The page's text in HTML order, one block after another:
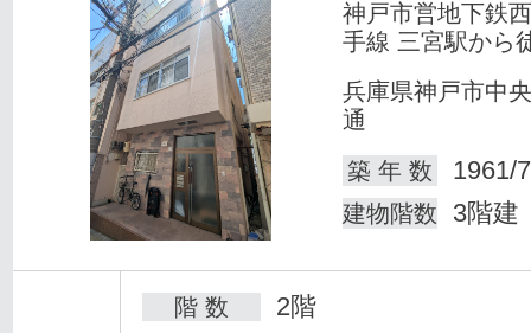
神戸市営地下鉄
手線 三宮駅から
兵庫県神戸市中
通
築 年 数
1961/
建物階数 3階建
階 数 2階